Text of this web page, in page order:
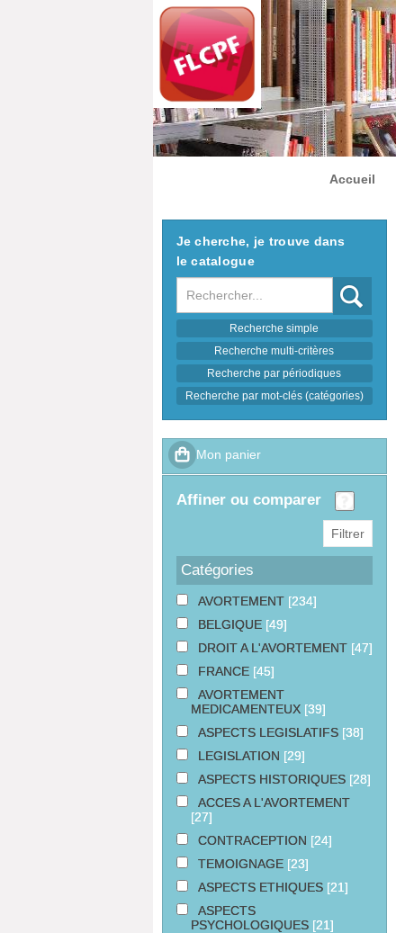
Accueil
Je cherche, je trouve dans
le catalogue
Recherche
Recherche simple
Recherche multi-critères
Recherche par périodiques
Recherche par mot-clés (catégories)
affiner ou comparer
Catégories
AVORTEMENT [234]
BELGIQUE [49]
DROIT A L'AVORTEMENT [47]
FRANCE [45]
AVORTEMENT
MEDICAMENTEUX [39]
ASPECTS LEGISLATIFS [38]
LEGISLATION [29]
ASPECTS HISTORIQUES [28]
ACCES A L'AVORTEMENT
[27]
CONTRACEPTION [24]
TEMOIGNAGE [23]
ASPECTS ETHIQUES [21]
ASPECTS
PSYCHOLOGIQUES [21]